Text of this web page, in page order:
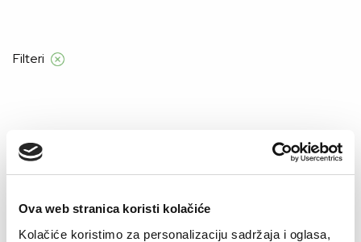
Ova web stranica koristi kolačiće
Kolačiće koristimo za personalizaciju sadržaja i oglasa,
58
Filteri